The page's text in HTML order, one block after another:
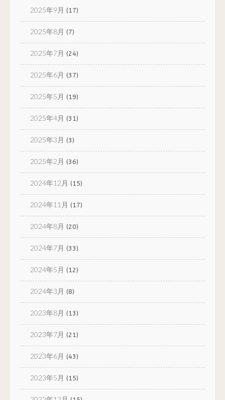
2025年9月 (17)
2025年8月 (7)
2025年7月 (24)
2025年6月 (37)
2025年5月 (19)
2025年4月 (31)
2025年3月 (3)
2025年2月 (36)
2024年12月 (15)
2024年11月 (17)
2024年8月 (20)
2024年7月 (33)
2024年5月 (12)
2024年3月 (8)
2023年8月 (13)
2023年7月 (21)
2023年6月 (43)
2023年5月 (15)